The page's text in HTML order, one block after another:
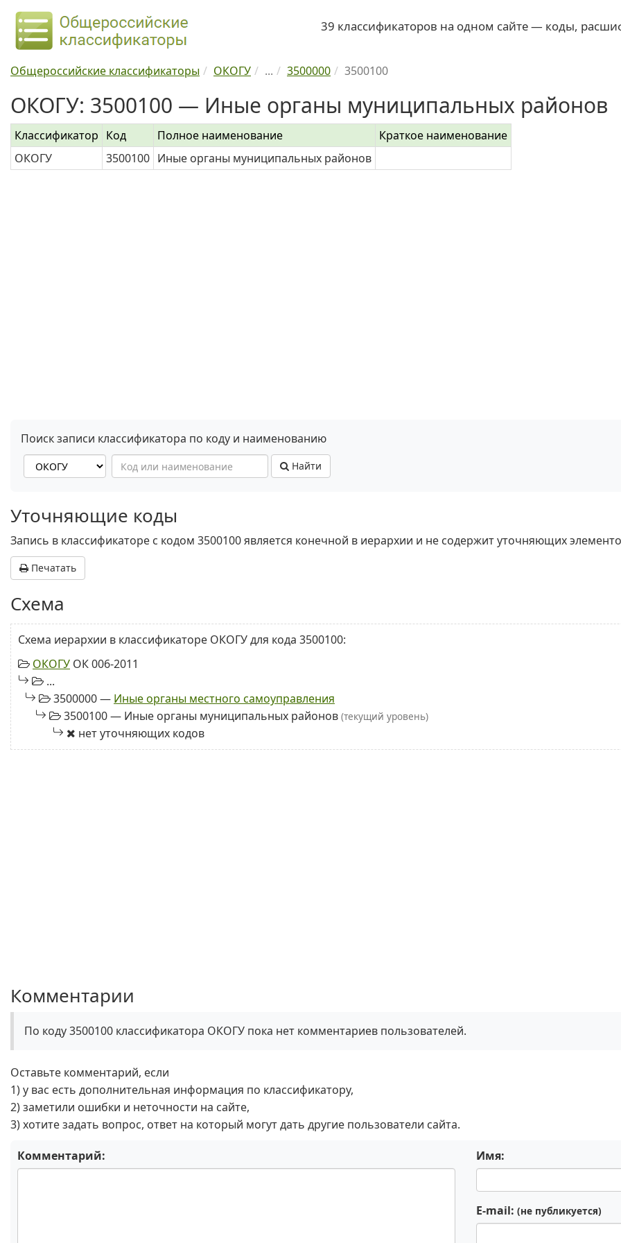
39 классификаторов на одном сайте — коды,
Общероссийские классификаторы ОКОГУ ... 3500000 3500100
ОКОГУ: 3500100 — Иные органы муниципальных районов
Классификатор Код Полное наименование
Краткое наименование
ОКОГУ
3500100 Иные органы муниципальных районов
Поиск записи классификатора по коду и наименованию
Найти
Уточняющие коды
Запись в классификаторе с кодом 3500100 является конечной в иерархии и не содержит уточняющих
Печатать
Схема
Схема иерархии в классификаторе ОКОГУ для кода 3500100:
ОКОГУ ОК 006-2011
...
3500000 — Иные органы местного самоуправления
3500100 — Иные органы муниципальных районов (текущий уровень)
нет уточняющих кодов
Комментарии
По коду 3500100 классификатора ОКОГУ пока нет комментариев пользователей.
Оставьте комментарий, если
1) у вас есть дополнительная информация по классификатору,
2) заметили ошибки и неточности на сайте,
3) хотите задать вопрос, ответ на который могут дать другие пользователи сайта.
Комментарий: Имя:
E-mail: (не публикуется)